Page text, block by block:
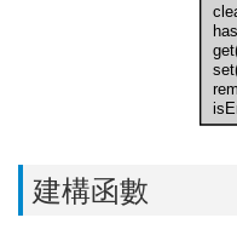
建構函數